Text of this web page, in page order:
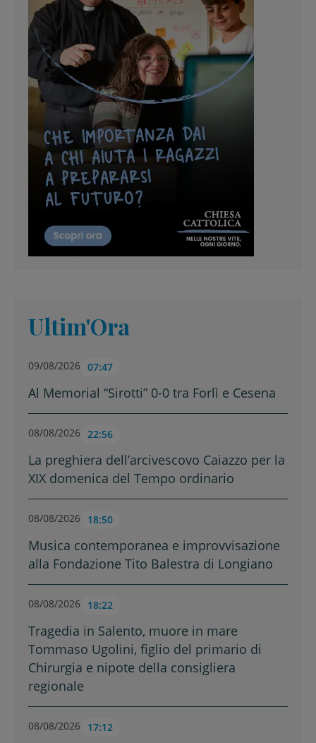
Ultim'Ora
09/08/2026 07:47
Al Memorial “Sirotti” 0-0 tra Forlì e Cesena
08/08/2026 22:56
La preghiera dell’arcivescovo Caiazzo per la
XIX domenica del Tempo ordinario
08/08/2026 18:50
Musica contemporanea e improvvisazione
alla Fondazione Tito Balestra di Longiano
08/08/2026 18:22
Tragedia in Salento, muore in mare
Tommaso Ugolini, figlio del primario di
Chirurgia e nipote della consigliera
regionale
08/08/2026 17:12